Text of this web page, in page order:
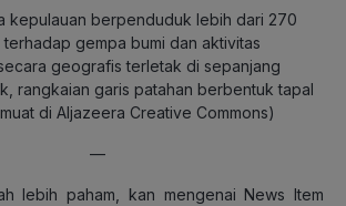
kepulauan berpenduduk lebih dari 270
gempa bumi dan aktivitas
geografis terletak di sepanjang
rangkaian garis patahan berbentuk tapal
di Aljazeera Creative Commons)
—
lebih paham, kan mengenai News Item